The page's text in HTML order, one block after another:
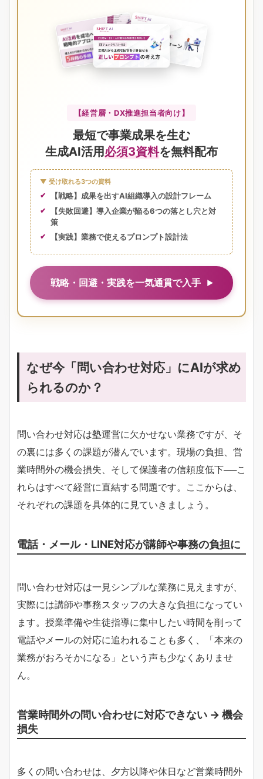
【経営層・DX推進担当者向け】
最短で事業成果を生む
生成AI活用必須3資料を無料配布
▼ 受け取れる3つの資料
【戦略】成果を出すAI組織導入の設計フレーム
【失敗回避】導入企業が陥る6つの落とし穴と対
策
【実践】業務で使えるプロンプト設計法
戦略・回避・実践を一気通貫で入手
なぜ今「問い合わせ対応」にAIが求め
られるのか？
問い合わせ対応は塾運営に欠かせない業務ですが、そ
の裏には多くの課題が潜んでいます。現場の負担、営
業時間外の機会損失、そして保護者の信頼度低下──こ
れらはすべて経営に直結する問題です。ここからは、
それぞれの課題を具体的に見ていきましょう。
電話・メール・LINE対応が講師や事務の負担に
問い合わせ対応は一見シンプルな業務に見えますが、
実際には講師や事務スタッフの大きな負担になってい
ます。授業準備や生徒指導に集中したい時間を削って
電話やメールの対応に追われることも多く、「本来の
業務がおろそかになる」という声も少なくありませ
ん。
営業時間外の問い合わせに対応できない → 機会
損失
多くの問い合わせは、夕方以降や休日など営業時間外